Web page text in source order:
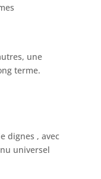
une
terme.
dignes , avec
universel